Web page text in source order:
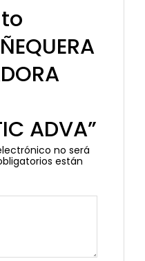
ADVA”
no será
están